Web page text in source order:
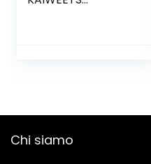
Torcia, Allarme
Chi siamo